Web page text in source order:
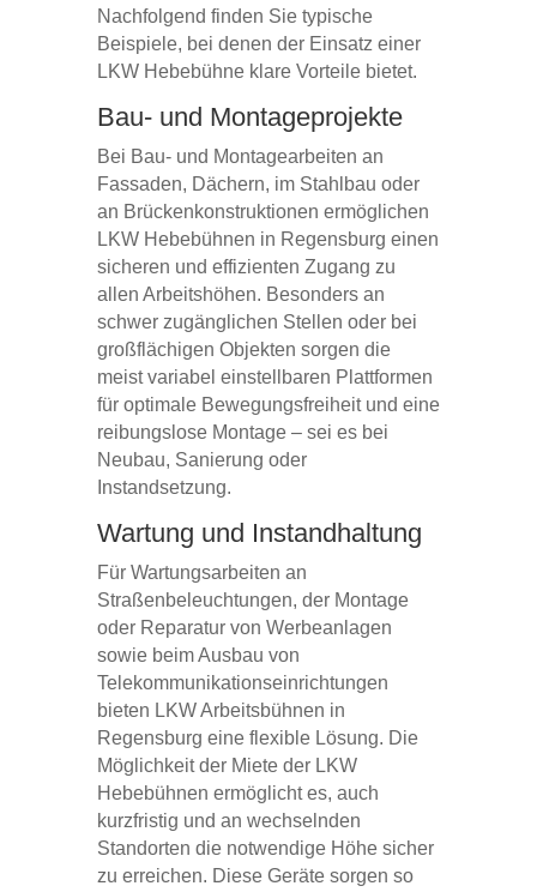
Nachfolgend finden Sie typische
Beispiele, bei denen der Einsatz einer
LKW Hebebühne klare Vorteile bietet.
Bau- und Montageprojekte
Bei Bau- und Montagearbeiten an
Fassaden, Dächern, im Stahlbau oder
an Brückenkonstruktionen ermöglichen
LKW Hebebühnen in Regensburg einen
sicheren und effizienten Zugang zu
allen Arbeitshöhen. Besonders an
schwer zugänglichen Stellen oder bei
großflächigen Objekten sorgen die
meist variabel einstellbaren Plattformen
für optimale Bewegungsfreiheit und eine
reibungslose Montage – sei es bei
Neubau, Sanierung oder
Instandsetzung.
Wartung und Instandhaltung
Für Wartungsarbeiten an
Straßenbeleuchtungen, der Montage
oder Reparatur von Werbeanlagen
sowie beim Ausbau von
Telekommunikationseinrichtungen
bieten LKW Arbeitsbühnen in
Regensburg eine flexible Lösung. Die
Möglichkeit der Miete der LKW
Hebebühnen ermöglicht es, auch
kurzfristig und an wechselnden
Standorten die notwendige Höhe sicher
zu erreichen. Diese Geräte sorgen so